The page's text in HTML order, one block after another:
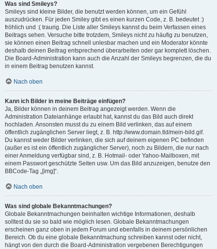
Was sind Smileys?
Smileys sind kleine Bilder, die benutzt werden können, um ein Gefühl
auszudrücken. Für jeden Smiley gibt es einen kurzen Code, z. B. bedeutet :)
fröhlich und :( traurig. Die Liste aller Smileys kannst du beim Verfassen eines
Beitrags sehen. Versuche bitte trotzdem, Smileys nicht zu häufig zu benutzen,
sie können einen Beitrag schnell unlesbar machen und ein Moderator könnte
deshalb deinen Beitrag entsprechend überarbeiten oder gar komplett löschen.
Die Board-Administration kann auch die Anzahl der Smileys begrenzen, die du
in einem Beitrag benutzen kannst.
Nach oben
Kann ich Bilder in meine Beiträge einfügen?
Ja, Bilder können in deinem Beitrag angezeigt werden. Wenn die
Administration Dateianhänge erlaubt hat, kannst du das Bild auch direkt
hochladen. Ansonsten musst du zu einem Bild verlinken, das auf einem
öffentlich zugänglichen Server liegt, z. B. http://www.domain.tld/mein-bild.gif.
Du kannst weder Bilder verlinken, die sich auf deinem eigenen PC befinden
(außer es ist ein öffentlich zugänglicher Server), noch zu Bildern, die nur nach
einer Anmeldung verfügbar sind, z. B. Hotmail- oder Yahoo-Mailboxen, mit
einem Passwort geschützte Seiten usw. Um das Bild anzuzeigen, benutze den
BBCode-Tag „[img]“.
Nach oben
Was sind globale Bekanntmachungen?
Globale Bekanntmachungen beinhalten wichtige Informationen, deshalb
solltest du sie so bald wie möglich lesen. Globale Bekanntmachungen
erscheinen ganz oben in jedem Forum und ebenfalls in deinem persönlichen
Bereich. Ob du eine globale Bekanntmachung schreiben kannst oder nicht,
hängt von den durch die Board-Administration vergebenen Berechtigungen